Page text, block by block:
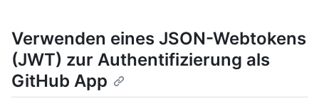
Verwenden eines JSON-Webtokens
(JWT) zur Authentifizierung als
GitHub App